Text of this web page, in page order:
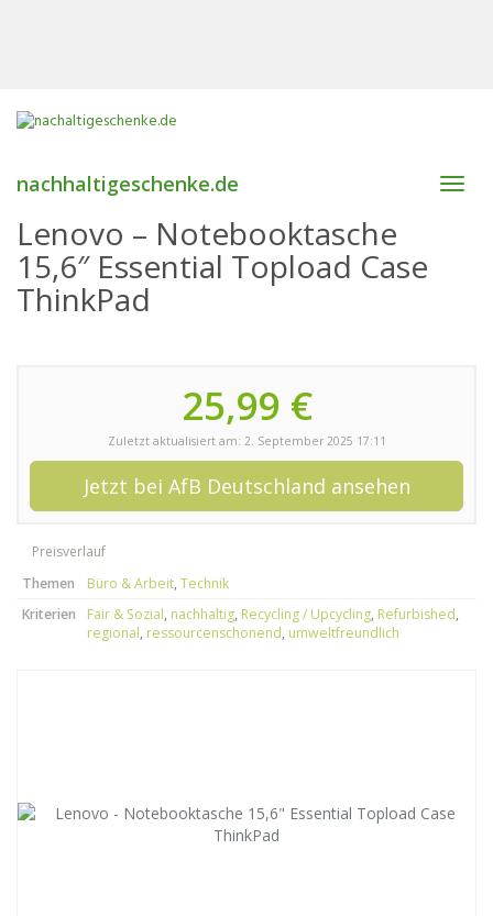
nachhaltigeschenke.de
Lenovo – Notebooktasche
15,6″ Essential Topload Case
ThinkPad
25,99 €
Zuletzt aktualisiert am: 2. September 2025 17:11
Jetzt bei AfB Deutschland ansehen
Preisverlauf
Themen
Büro & Arbeit, Technik
Kriterien
Fair & Sozial, nachhaltig, Recycling / Upcycling, Refurbished,
regional, ressourcenschonend, umweltfreundlich